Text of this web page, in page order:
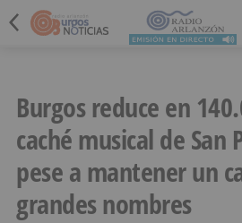
Burgos reduce en
caché musical de San
pese a mantener un
grandes nombres